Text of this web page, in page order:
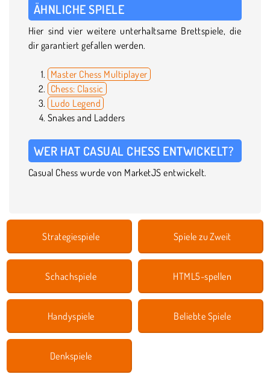
ÄHNLICHE SPIELE
Hier sind vier weitere unterhaltsame Brettspiele, die
dir garantiert gefallen werden.
Master Chess Multiplayer
Chess: Classic
Ludo Legend
Snakes and Ladders
WER HAT CASUAL CHESS ENTWICKELT?
Casual Chess wurde von MarketJS entwickelt.
Strategiespiele Spiele zu Zweit
Schachspiele HTML5-spellen
Handyspiele Beliebte Spiele
Denkspiele